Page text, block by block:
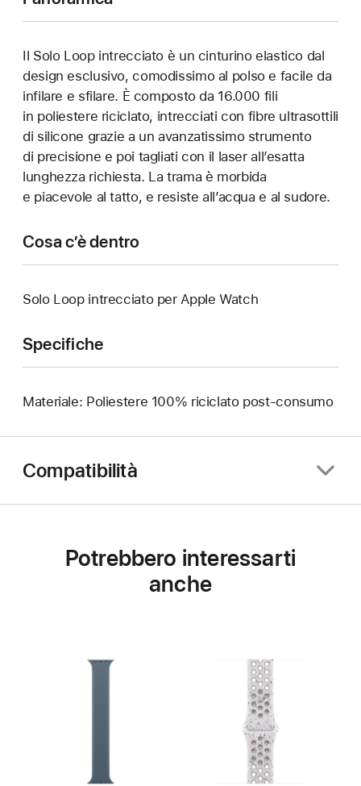
Il Solo Loop intrecciato è un cinturino elastico dal
design esclusivo, comodissimo al polso e facile da
infilare e sfilare. È composto da 16.000 fili
in poliestere riciclato, intrecciati con fibre ultrasottili
di silicone grazie a un avanzatissimo strumento
di precisione e poi tagliati con il laser all’esatta
lunghezza richiesta. La trama è morbida
e piacevole al tatto, e resiste all’acqua e al sudore.
Cosa c’è dentro
Solo Loop intrecciato per Apple Watch
Specifiche
Materiale: Poliestere 100% riciclato post-consumo
Compatibilità
Potrebbero interessarti
anche